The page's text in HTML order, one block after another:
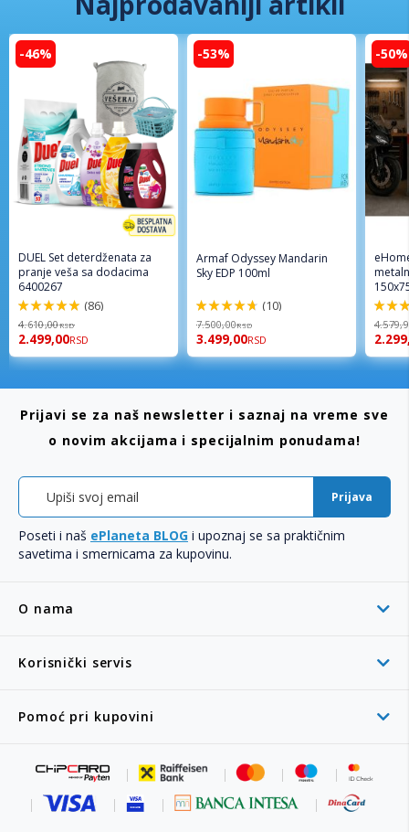
-46%
DUEL Set deterdženata za
pranje veša sa dodacima
6400267
98%
(86)
4.610,00RSD
2.499,00RSD
-53%
Armaf Odyssey Mandarin
Sky EDP 100ml
94%
(10)
7.500,00RSD
3.499,00RSD
-50%
96%
O nama
Korisnički servis
Pomoć pri kupovini
Prijavi se za naš newsletter i saznaj na vreme sve
o novim akcijama i specijalnim ponudama!
Prijava
Poseti i naš ePlaneta BLOG i upoznaj se sa praktičnim
savetima i smernicama za kupovinu.